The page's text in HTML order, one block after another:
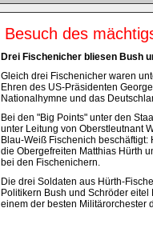
Besuch des
Drei Fischenicher bliesen Bush
Gleich drei Fischenicher waren
Ehren des US-Präsidenten
Nationalhymne und das
Bei den "Big Points" unter den
unter Leitung von Oberstleutnant
Blau-Weiß Fischenich
die Obergefreiten Matthias Hürth
bei den Fischenichern.
Die drei Soldaten aus Hürth-
Politikern Bush und Schröder
einem der besten Militärorchester